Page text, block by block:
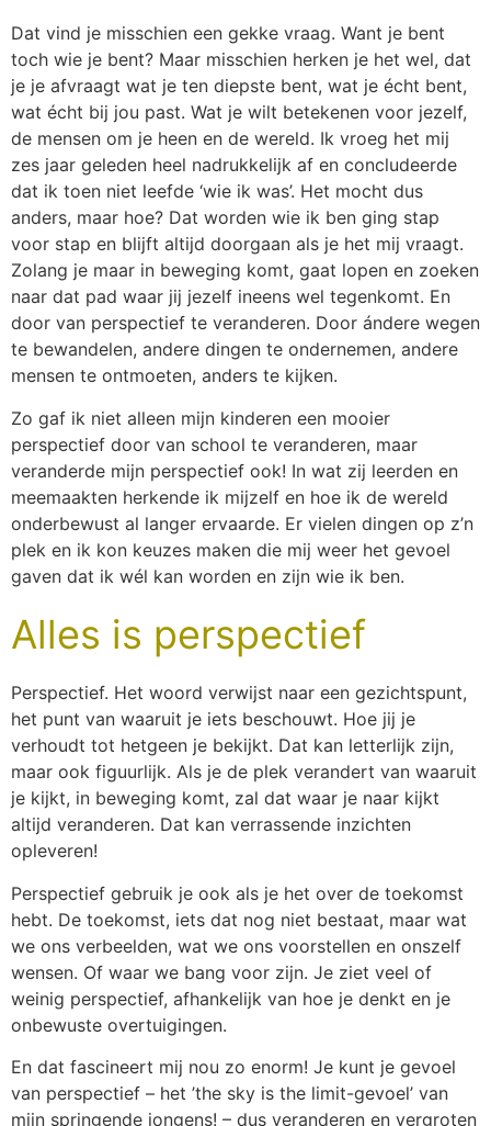
Dat vind je misschien een gekke vraag. Want je bent
toch wie je bent? Maar misschien herken je het wel, dat
je je afvraagt wat je ten diepste bent, wat je écht bent,
wat écht bij jou past. Wat je wilt betekenen voor jezelf,
de mensen om je heen en de wereld. Ik vroeg het mij
zes jaar geleden heel nadrukkelijk af en concludeerde
dat ik toen niet leefde ‘wie ik was’. Het mocht dus
anders, maar hoe? Dat worden wie ik ben ging stap
voor stap en blijft altijd doorgaan als je het mij vraagt.
Zolang je maar in beweging komt, gaat lopen en zoeken
naar dat pad waar jij jezelf ineens wel tegenkomt. En
door van perspectief te veranderen. Door ándere wegen
te bewandelen, andere dingen te ondernemen, andere
mensen te ontmoeten, anders te kijken.
Zo gaf ik niet alleen mijn kinderen een mooier
perspectief door van school te veranderen, maar
veranderde mijn perspectief ook! In wat zij leerden en
meemaakten herkende ik mijzelf en hoe ik de wereld
onderbewust al langer ervaarde. Er vielen dingen op z’n
plek en ik kon keuzes maken die mij weer het gevoel
gaven dat ik wél kan worden en zijn wie ik ben.
Alles is perspectief
Perspectief. Het woord verwijst naar een gezichtspunt,
het punt van waaruit je iets beschouwt. Hoe jij je
verhoudt tot hetgeen je bekijkt. Dat kan letterlijk zijn,
maar ook figuurlijk. Als je de plek verandert van waaruit
je kijkt, in beweging komt, zal dat waar je naar kijkt
altijd veranderen. Dat kan verrassende inzichten
opleveren!
Perspectief gebruik je ook als je het over de toekomst
hebt. De toekomst, iets dat nog niet bestaat, maar wat
we ons verbeelden, wat we ons voorstellen en onszelf
wensen. Of waar we bang voor zijn. Je ziet veel of
weinig perspectief, afhankelijk van hoe je denkt en je
onbewuste overtuigingen.
En dat fascineert mij nou zo enorm! Je kunt je gevoel
van perspectief – het ’the sky is the limit-gevoel’ van
mijn springende jongens! – dus veranderen en vergroten